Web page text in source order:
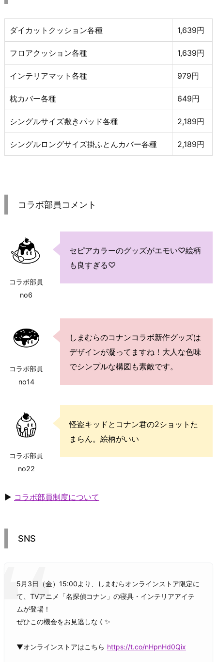
ダイカットクッション各種 1,639円
フロアクッション各種 1,639円
インテリアマット各種 979円
枕カバー各種 649円
シングルサイズ敷きパッド各種 2,189円
シングルロングサイズ掛ふとんカバー各種 2,189円
コラボ部員コメント
コラボ部員
no6
セピアカラーのグッズがエモい♡絵柄
も良すぎる♡
コラボ部員
no14
しまむらのコナンコラボ新作グッズは
デザインが凝ってますね！大人な色味
でシンプルな構図も素敵です。
コラボ部員
no22
怪盗キッドとコナン君の2ショットた
まらん。絵柄がいい
▶ コラボ部員制度について
SNS
5月3日（金）15:00より、しまむらオンラインストア限定に
て、TVアニメ「名探偵コナン」の寝具・インテリアアイテ
ムが登場！
ぜひこの機会をお見逃しなく✨
▼オンラインストアはこちら https://t.co/nHpnHd0Qix